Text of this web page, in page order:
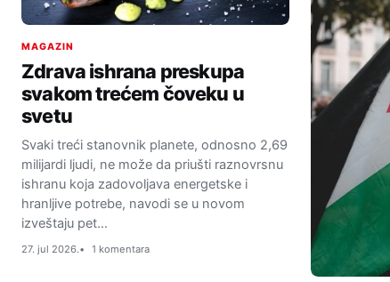
MAGAZIN
Zdrava ishrana preskupa
svakom trećem čoveku u
svetu
Svaki treći stanovnik planete, odnosno 2,69
milijardi ljudi, ne može da priušti raznovrsnu
ishranu koja zadovoljava energetske i
hranljive potrebe, navodi se u novom
izveštaju pet…
27. jul 2026. 1 komentara